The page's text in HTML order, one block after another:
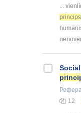
...
princips
12